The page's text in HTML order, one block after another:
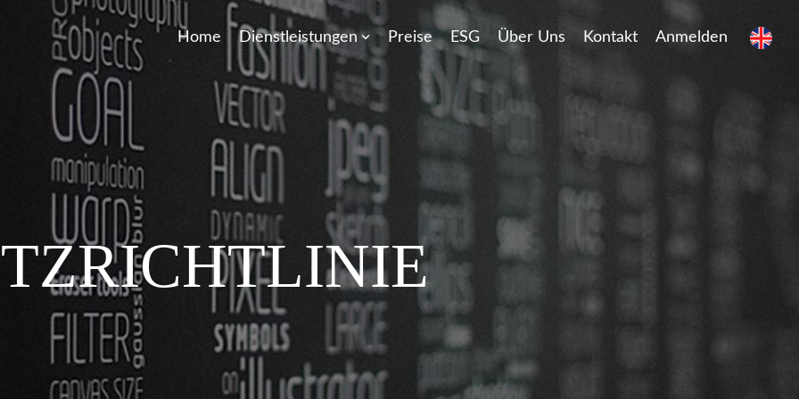
Home Dienstleistungen Preise ESG Über Uns Kontakt Anmelden